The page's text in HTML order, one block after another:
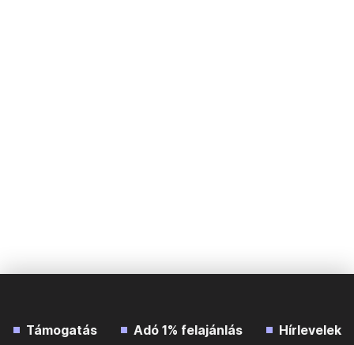
Támogatás Adó 1% felajánlás Hírlevelek